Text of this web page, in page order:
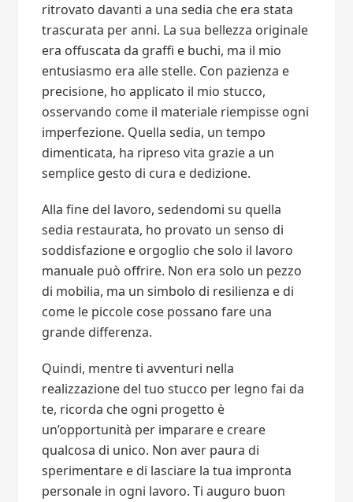
ritrovato davanti a una sedia che era stata
trascurata per anni. La sua bellezza originale
era offuscata da graffi e buchi, ma il mio
entusiasmo era alle stelle. Con pazienza e
precisione, ho applicato il mio stucco,
osservando come il materiale riempisse ogni
imperfezione. Quella sedia, un tempo
dimenticata, ha ripreso vita grazie a un
semplice gesto di cura e dedizione.
Alla fine del lavoro, sedendomi su quella
sedia restaurata, ho provato un senso di
soddisfazione e orgoglio che solo il lavoro
manuale può offrire. Non era solo un pezzo
di mobilia, ma un simbolo di resilienza e di
come le piccole cose possano fare una
grande differenza.
Quindi, mentre ti avventuri nella
realizzazione del tuo stucco per legno fai da
te, ricorda che ogni progetto è
un’opportunità per imparare e creare
qualcosa di unico. Non aver paura di
sperimentare e di lasciare la tua impronta
personale in ogni lavoro. Ti auguro buon